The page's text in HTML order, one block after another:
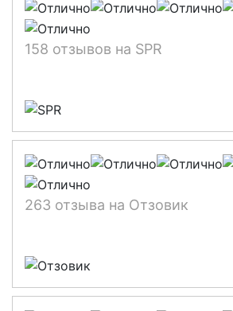
158 отзывов на SPR
263 отзыва на Отзовик